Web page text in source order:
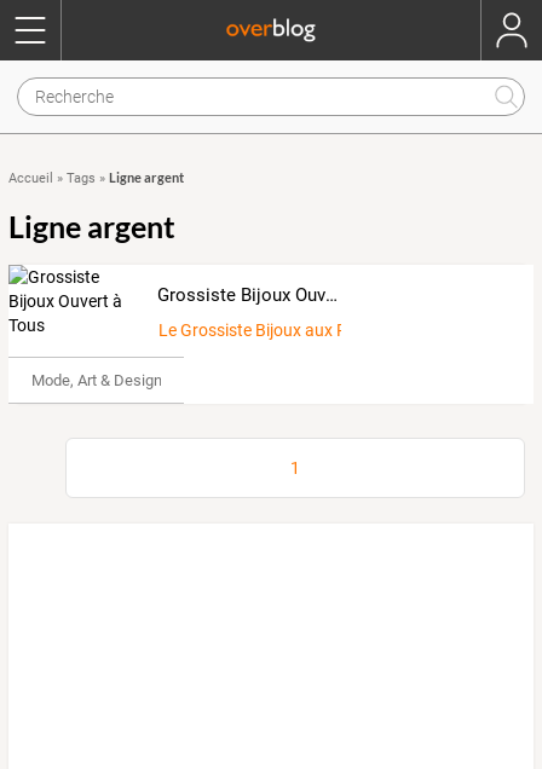
Accueil » Tags » Ligne argent
Ligne argent
Grossiste Bijoux Ouvert à Tous
Le Grossiste Bijoux aux Portes de Toulouse !
Mode, Art & Design
1